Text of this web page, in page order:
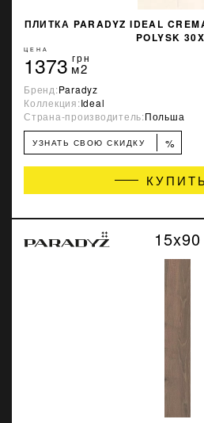
ПЛИТКА PARADYZ IDEAL
POLYSK
ЦЕНА
1373 грн
м2
Бренд:Paradyz
Коллекция:Ideal
Страна-производитель:Польша
УЗНАТЬ СВОЮ СКИДКУ %
КУПИТЬ
15x90